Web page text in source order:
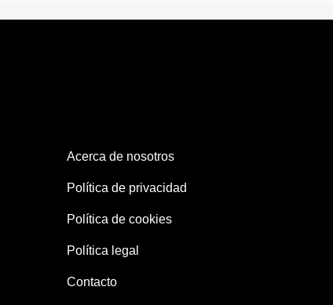
Acerca de nosotros
Política de privacidad
Política de cookies
Política legal
Contacto